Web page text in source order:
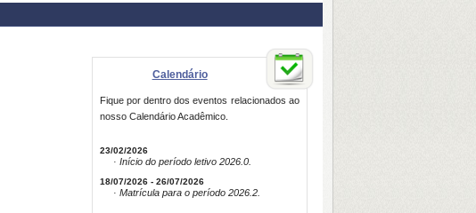
Calendário
Fique por dentro dos eventos relacionados ao
nosso Calendário Acadêmico.
23/02/2026
· Início do período letivo 2026.0.
18/07/2026 - 26/07/2026
· Matrícula para o período 2026.2.